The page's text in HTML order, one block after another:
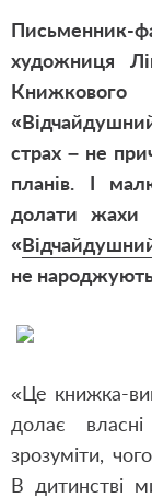
художниця
страх – не
планів. І
долати жахи
«
не
«Це книжка-
долає
зрозуміти,
В дитинстві